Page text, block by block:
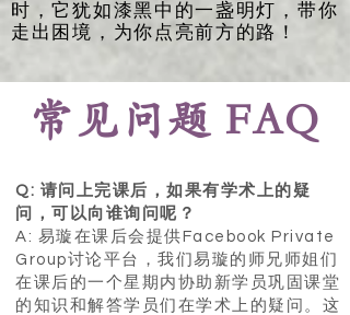
时，它犹如漆黑中的一盏明灯，带你
走出困境，为你点亮前方的路！
常见问题 FAQ
Q: 请问上完课后，如果有学术上的疑
问，可以向谁询问呢？
A: 易璇在课后会提供Facebook Private
Group讨论平台，我们易璇的师兄师姐们
在课后的一个星期内协助新学员巩固课堂
的知识和解答学员们在学术上的疑问。这